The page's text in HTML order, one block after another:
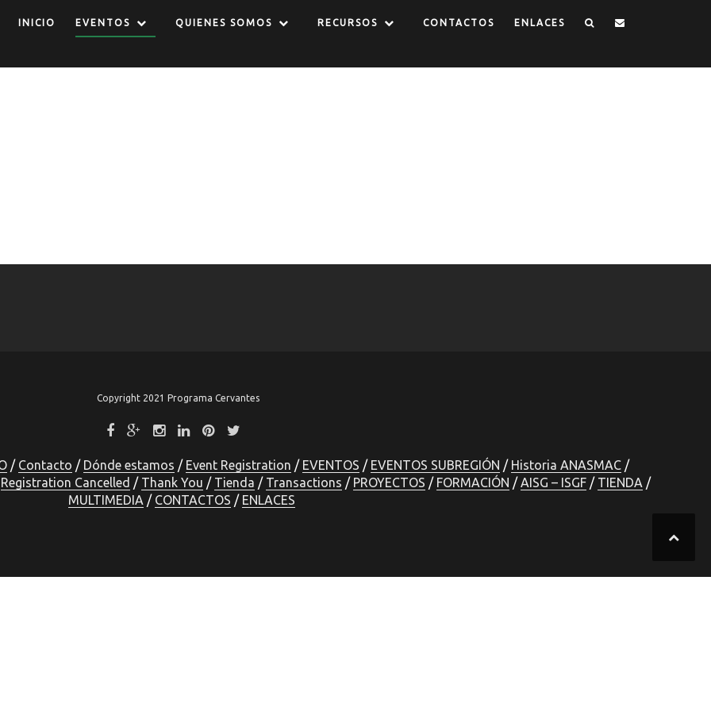
INICIO EVENTOS QUIENES SOMOS RECURSOS CONTACTOS ENLACES
Copyright 2021 Programa Cervantes
Contacto Dónde estamos Event Registration EVENTOS EVENTOS SUBREGIÓN
Historia ANASMAC
Registration Cancelled Thank You Tienda Transactions PROYECTOS FORMACIÓN AISG – ISGF
TIENDA
MULTIMEDIA
CONTACTOS ENLACES